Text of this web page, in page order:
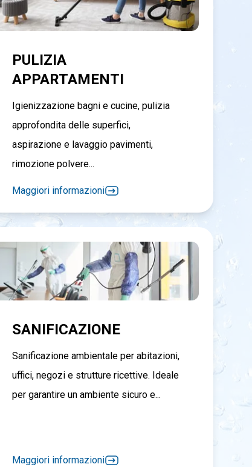
PULIZIA
APPARTAMENTI
Igienizzazione bagni e cucine, pulizia
approfondita delle superfici,
aspirazione e lavaggio pavimenti,
rimozione polvere...
Maggiori informazioni
SANIFICAZIONE
Sanificazione ambientale per abitazioni,
uffici, negozi e strutture ricettive. Ideale
per garantire un ambiente sicuro e...
Maggiori informazioni